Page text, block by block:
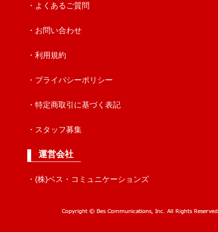
・よくあるご質問
・お問い合わせ
・利用規約
・プライバシーポリシー
・特定商取引に基づく表記
・スタッフ募集
運営会社
・(株)ベス・コミュニケーションズ